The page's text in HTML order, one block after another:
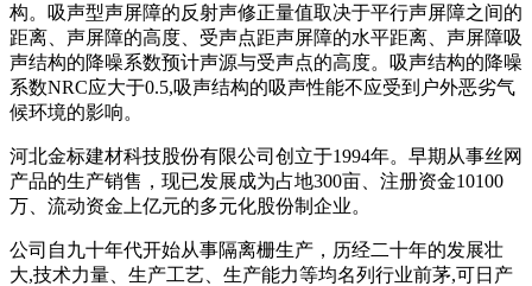
构。吸声型声屏障的反射声修正量值取决于平行声屏障之间的
距离、声屏障的高度、受声点距声屏障的水平距离、声屏障吸
声结构的降噪系数预计声源与受声点的高度。吸声结构的降噪
系数NRC应大于0.5,吸声结构的吸声性能不应受到户外恶劣气
候环境的影响。
河北金标建材科技股份有限公司创立于1994年。早期从事丝网
产品的生产销售，现已发展成为占地300亩、注册资金10100
万、流动资金上亿元的多元化股份制企业。
公司自九十年代开始从事隔离栅生产，历经二十年的发展壮
大,技术力量、生产工艺、生产能力等均名列行业前茅,可日产